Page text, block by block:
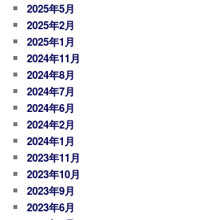
2025年5月
2025年2月
2025年1月
2024年11月
2024年8月
2024年7月
2024年6月
2024年2月
2024年1月
2023年11月
2023年10月
2023年9月
2023年6月